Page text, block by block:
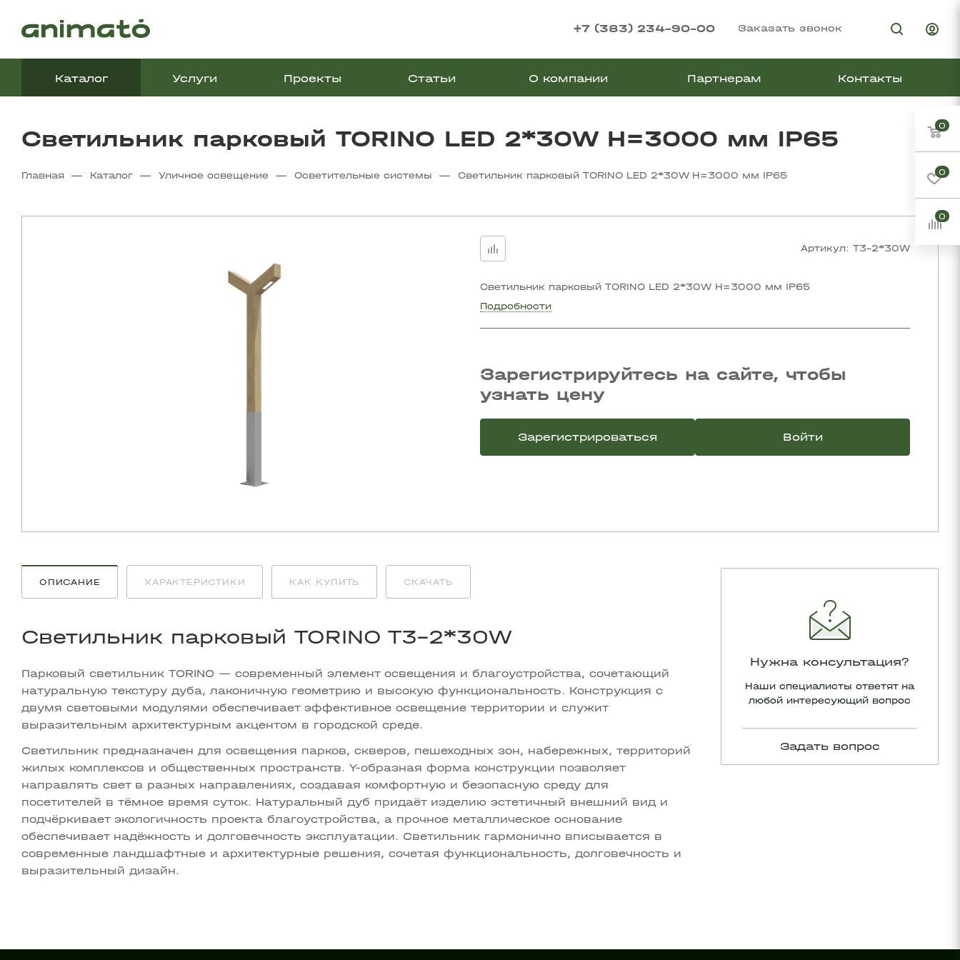
+7 (383) 234-90-00 Заказать звонок
Каталог Услуги Проекты Статьи О компании Партнерам Контакты
Светильник парковый TORINO LED 2*30W Н=3000 мм IP65
Главная — Каталог — Уличное освещение — Осветительные системы — Светильник парковый TORINO LED 2*30W Н=3000 мм IP65
Артикул: T3-2*30W
Светильник парковый TORINO LED 2*30W Н=3000 мм IP65
Подробности
Зарегистрируйтесь на сайте, чтобы
узнать цену
Зарегистрироваться Войти
ОПИСАНИЕ ХАРАКТЕРИСТИКИ КАК КУПИТЬ СКАЧАТЬ
Светильник парковый TORINO T3-2*30W
Парковый светильник TORINO — современный элемент освещения и благоустройства, сочетающий
натуральную текстуру дуба, лаконичную геометрию и высокую функциональность. Конструкция с
двумя световыми модулями обеспечивает эффективное освещение территории и служит
выразительным архитектурным акцентом в городской среде.
Светильник предназначен для освещения парков, скверов, пешеходных зон, набережных, территорий
жилых комплексов и общественных пространств. Y-образная форма конструкции позволяет
направлять свет в разных направлениях, создавая комфортную и безопасную среду для
посетителей в тёмное время суток. Натуральный дуб придаёт изделию эстетичный внешний вид и
подчёркивает экологичность проекта благоустройства, а прочное металлическое основание
обеспечивает надёжность и долговечность эксплуатации. Светильник гармонично вписывается в
современные ландшафтные и архитектурные решения, сочетая функциональность, долговечность и
выразительный дизайн.
Нужна консультация?
Наши специалисты ответят на
любой интересующий вопрос
Задать вопрос
0
0
0